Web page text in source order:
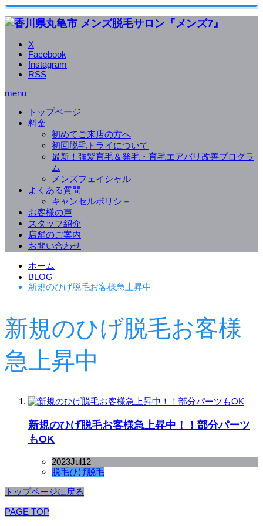
X
Facebook
Instagram
RSS
menu
トップページ
料金
初めてご来店の方へ
初回脱毛トライについて
最新！強髪育毛＆発毛・育毛エアバリ改善プログラ
ム
メンズフェイシャル
よくある質問
キャンセルポリシ－
お客様の声
スタッフ紹介
店舗のご案内
お問い合わせ
ホーム
BLOG
新規のひげ脱毛お客様急上昇中
新規のひげ脱毛お客様
急上昇中
新規のひげ脱毛お客様急上昇中！！部分パーツ
もOK
2023Jul12
脱毛ひげ脱毛
トップページに戻る
PAGE TOP